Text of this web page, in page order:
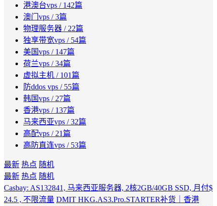
港澳台vps / 142篇
澳门vps / 3篇
物理服务器 / 22篇
独享带宽vps / 54篇
美国vps / 147篇
荷兰vps / 34篇
虚拟主机 / 101篇
防ddos vps / 55篇
韩国vps / 27篇
香港vps / 137篇
马来西亚vps / 32篇
高配vps / 21篇
高防直连vps / 53篇
最新 热点 随机
最新 热点 随机
Casbay: AS132841, 马来西亚服务器, 2核2GB/40GB SSD, 月付$
24.5 , 不限流量 DMIT HKG.AS3.Pro.STARTER补货｜香港